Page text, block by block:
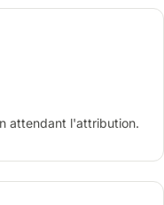
attendant l'attribution.